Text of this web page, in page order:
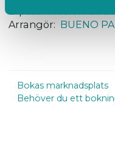
Arrangör: BUENO
Bokas marknadsplats
Behöver du ett